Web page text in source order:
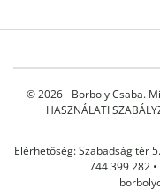
© 2026 - Borboly Csaba.
HASZNÁLATI
Elérhetőség: Szabadság tér
744 399 282